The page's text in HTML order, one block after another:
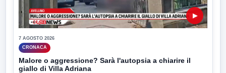
▶
7 AGOSTO 2026
CRONACA
Malore o aggressione? Sarà l'autopsia a chiarire il
giallo di Villa Adriana